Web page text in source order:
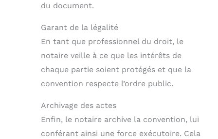
du document.
Garant de la légalité
En tant que professionnel du droit, le
notaire veille à ce que les intérêts de
chaque partie soient protégés et que la
convention respecte l’ordre public.
Archivage des actes
Enfin, le notaire archive la convention, lui
conférant ainsi une force exécutoire. Cela